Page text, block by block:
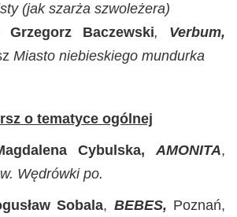
(jak szarża szwoleżera)
Baczewski, Verbum,
Miasto niebieskiego mundurka
o tematyce ogólnej
Cybulska,AMONITA,
Wędrówki po.
Sobala, BEBES, Poznań,